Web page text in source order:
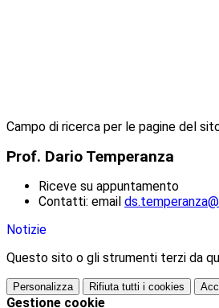
Campo di ricerca per le pagine del
Prof. Dario Temperanza
Riceve su appuntamento
Contatti: email
Notizie
Questo sito o gli strumenti terzi da
Personalizza Rifiuta tutti i cookies
Gestione cookie